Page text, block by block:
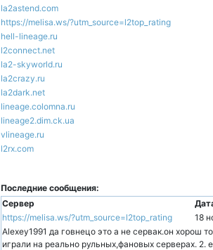
la2astend.com
https://melisa.ws/?utm_source=l2top_rating
hell-lineage.ru
l2connect.net
la2-skyworld.ru
la2crazy.ru
la2dark.net
lineage.colomna.ru
lineage2.dim.ck.ua
vlineage.ru
l2rx.com
Последние сообщения:
Сервер
https://melisa.ws/?utm_source=l2top_rating
18
Alexey1991 да говнецо это а не сервак.он хорош
играли на реально рульных,фановых серверах.